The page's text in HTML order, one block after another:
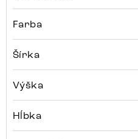
Farba
Šírka
Výška
Hĺbka